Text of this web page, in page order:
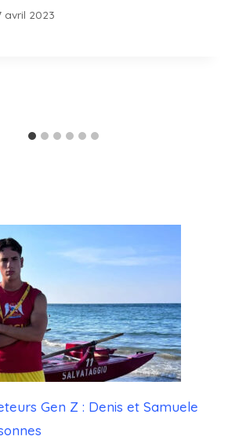
avril 2023
Gen Z : Denis et Samuele